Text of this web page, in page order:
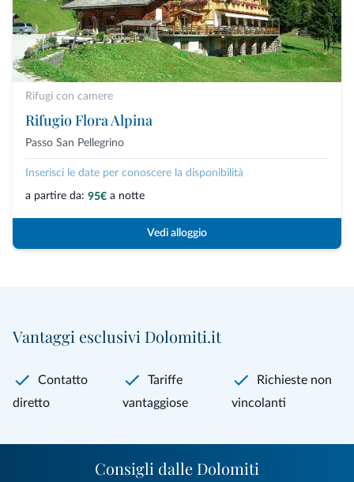
Rifugi con camere
Rifugio Flora Alpina
Passo San Pellegrino
Inserisci le date per conoscere la disponibilità
a partire da: 95€ a notte
Vedi alloggio
Vantaggi esclusivi Dolomiti.it
Contatto
diretto
Tariffe
vantaggiose
Richieste non
vincolanti
Consigli dalle Dolomiti